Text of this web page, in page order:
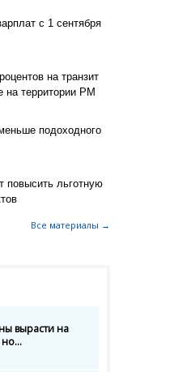
с 1 сентября
на транзит
на территории РМ
подоходного
повысить льготную
Все материалы →
вырасти на